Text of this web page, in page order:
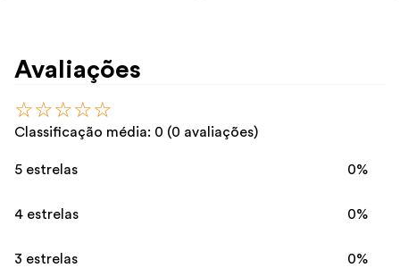
Avaliações
☆☆☆☆☆
Classificação média: 0 (0 avaliações)
5 estrelas 0%
4 estrelas 0%
3 estrelas 0%